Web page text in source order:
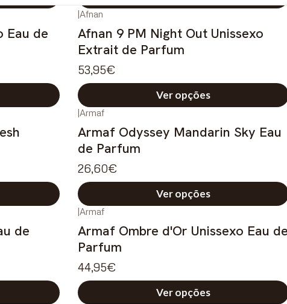
Eau de
|Afnan
Afnan 9 PM Night Out Unissexo
Extrait de Parfum
53,95€
Ver opções
|Armaf
Armaf Odyssey Mandarin Sky Eau
de Parfum
26,60€
Ver opções
de
|Armaf
Armaf Ombre d'Or Unissexo Eau
Parfum
44,95€
Ver opções